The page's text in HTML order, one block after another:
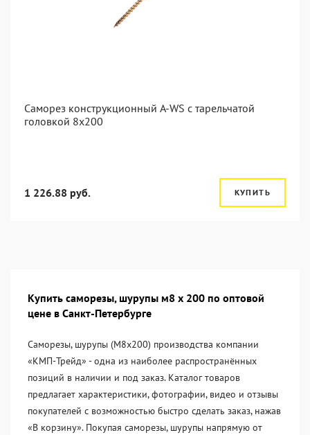
Саморез конструкционный A-WS с тарельчатой
головкой 8x200
1 226.88 руб. КУПИТЬ
Купить саморезы, шурупы м8 х 200 по оптовой
цене в Санкт-Петербурге
Саморезы, шурупы (М8х200) производства компании
«KМП-Трейд» - одна из наиболее распространённых
позиций в наличии и под заказ. Каталог товаров
предлагает характеристики, фотографии, видео и отзывы
покупателей с возможностью быстро сделать заказ, нажав
«В корзину». Покупая саморезы, шурупы напрямую от